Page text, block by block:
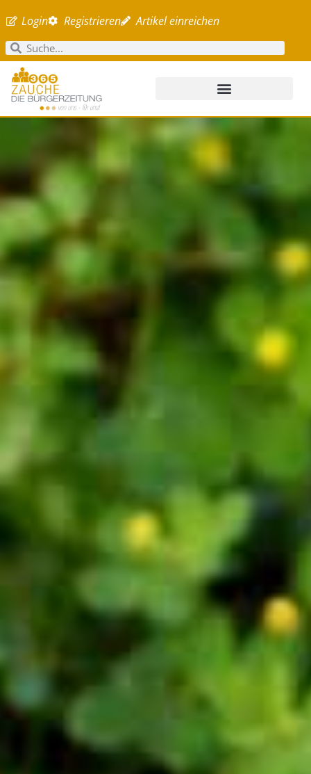
Login Registrieren Artikel einreichen